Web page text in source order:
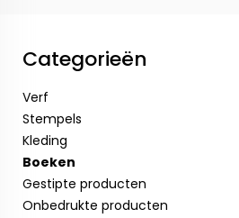
Categorieën
Verf
Stempels
Kleding
Boeken
Gestipte producten
Onbedrukte producten